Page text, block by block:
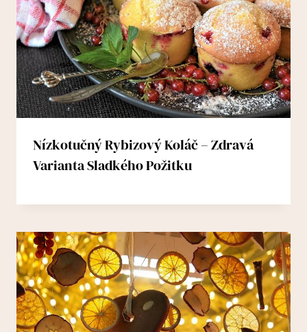
Nízkotučný Rybizový Koláč – Zdravá
Varianta Sladkého Požitku